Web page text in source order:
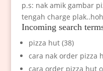
p.s: nak amik gambar
tengah charge
Incoming search
pizza hut (38)
cara nak order pizza
cara order pizza hut